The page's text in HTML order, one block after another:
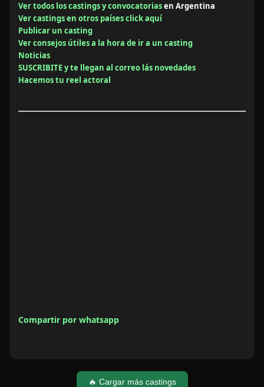
Ver todos los castings y convocatoriasen Argentina
Ver castings en otros países click aquí
Publicar un casting
Ver consejos útiles a la hora de ir a un casting
Noticias
SUSCRIBITE y te llegan al correo lás novedades
Hacemos tu reel actoral
Compartir por whatsapp
🔥 Cargar más castings